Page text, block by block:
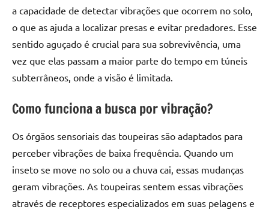
a capacidade de detectar vibrações que ocorrem no solo,
o que as ajuda a localizar presas e evitar predadores. Esse
sentido aguçado é crucial para sua sobrevivência, uma
vez que elas passam a maior parte do tempo em túneis
subterrâneos, onde a visão é limitada.
Como funciona a busca por vibração?
Os órgãos sensoriais das toupeiras são adaptados para
perceber vibrações de baixa frequência. Quando um
inseto se move no solo ou a chuva cai, essas mudanças
geram vibrações. As toupeiras sentem essas vibrações
através de receptores especializados em suas pelagens e